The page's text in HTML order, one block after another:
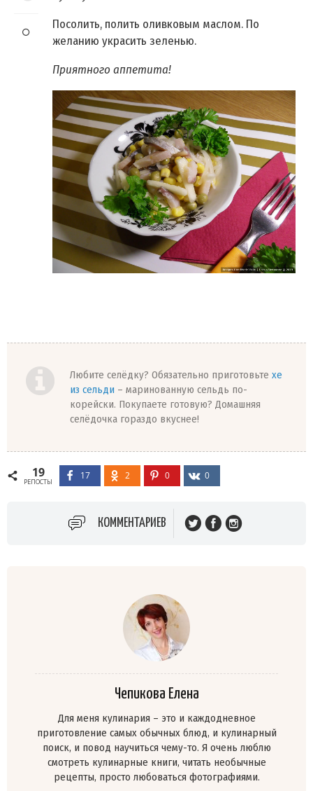
Посолить, полить оливковым маслом. По
желанию украсить зеленью.
Приятного аппетита!
Любите селёдку? Обязательно приготовьте хе
из сельди – маринованную сельдь по-
корейски. Покупаете готовую? Домашняя
селёдочка гораздо вкуснее!
19
РЕПОСТЫ
17 2 0 0
КОММЕНТАРИЕВ
Чепикова Елена
Для меня кулинария – это и каждодневное
приготовление самых обычных блюд, и кулинарный
поиск, и повод научиться чему-то. Я очень люблю
смотреть кулинарные книги, читать необычные
рецепты, просто любоваться фотографиями.